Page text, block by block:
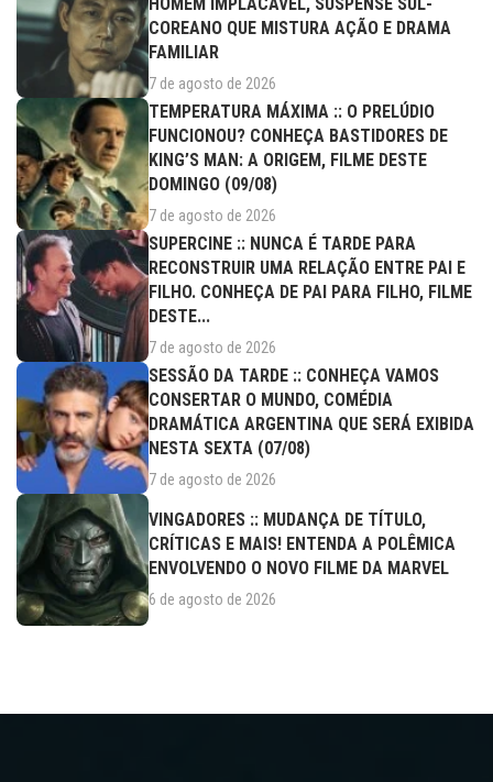
HOMEM IMPLACÁVEL, SUSPENSE SUL-
COREANO QUE MISTURA AÇÃO E DRAMA
FAMILIAR
7 de agosto de 2026
TEMPERATURA MÁXIMA :: O PRELÚDIO
FUNCIONOU? CONHEÇA BASTIDORES DE
KING’S MAN: A ORIGEM, FILME DESTE
DOMINGO (09/08)
7 de agosto de 2026
SUPERCINE :: NUNCA É TARDE PARA
RECONSTRUIR UMA RELAÇÃO ENTRE PAI E
FILHO. CONHEÇA DE PAI PARA FILHO, FILME
DESTE...
7 de agosto de 2026
SESSÃO DA TARDE :: CONHEÇA VAMOS
CONSERTAR O MUNDO, COMÉDIA
DRAMÁTICA ARGENTINA QUE SERÁ EXIBIDA
NESTA SEXTA (07/08)
7 de agosto de 2026
VINGADORES :: MUDANÇA DE TÍTULO,
CRÍTICAS E MAIS! ENTENDA A POLÊMICA
ENVOLVENDO O NOVO FILME DA MARVEL
6 de agosto de 2026